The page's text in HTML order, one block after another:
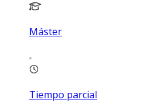
Máster
Tiempo parcial